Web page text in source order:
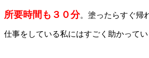
所要時間も３０分。塗ったらすぐ帰
仕事をしている私にはすごく助かってい